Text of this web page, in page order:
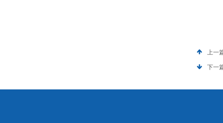
上一
下一